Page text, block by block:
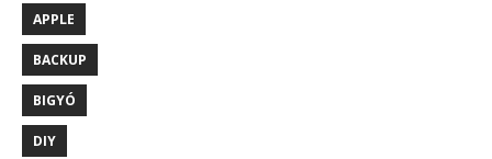
APPLE
BACKUP
BIGYÓ
DIY